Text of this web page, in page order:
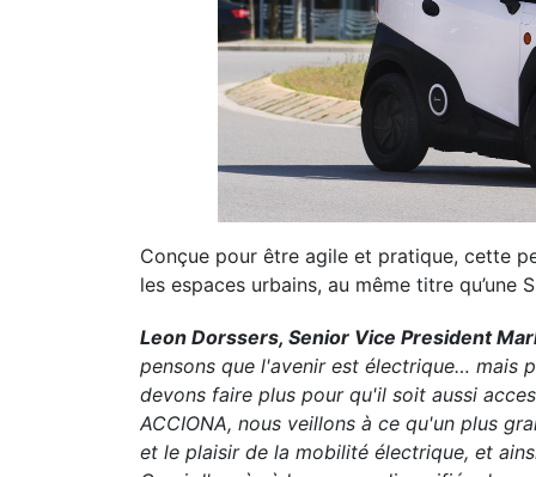
Conçue pour être agile et pratique, cette
les espaces urbains, au même titre qu’une
Leon Dorssers, Senior Vice President
pensons que l'avenir est électrique… mais
devons faire plus pour qu'il soit aussi
ACCIONA, nous veillons à ce qu'un plus
et le plaisir de la mobilité électrique, et